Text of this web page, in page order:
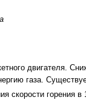
двигателя.
газа.
скорости горения в